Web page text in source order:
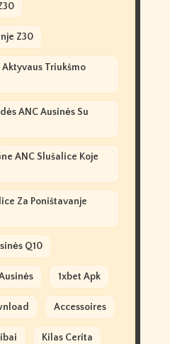
Z30
Triukšmo
ANC Ausinės Su
ANC Slušalice Koje
Za Poništavanje
Q10
1xbet Apk
Accessoires
Kilas Cerita